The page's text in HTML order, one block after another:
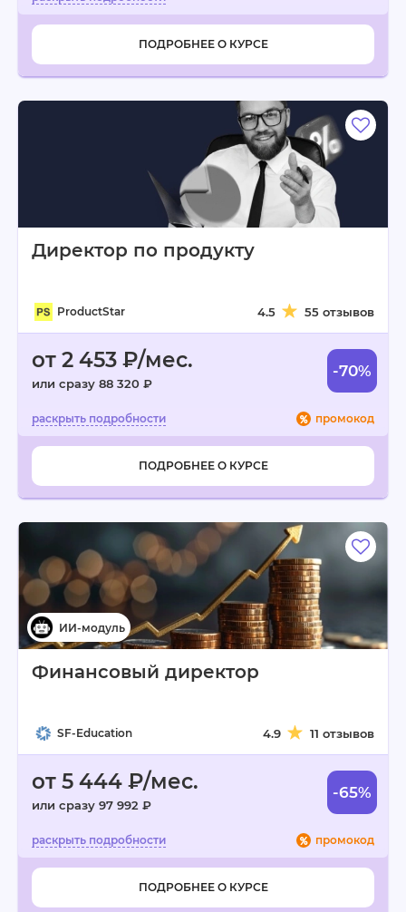
ПОДРОБНЕЕ О КУРСЕ
Директор по продукту
ProductStar 4.5 55 отзывов
от 2 453 ₽/мес.
или сразу 88 320 ₽
-70%
промокод
ПОДРОБНЕЕ О КУРСЕ
Финансовый директор
SF-Education 4.9 11 отзывов
от 5 444 ₽/мес.
или сразу 97 992 ₽
-65%
промокод
ПОДРОБНЕЕ О КУРСЕ